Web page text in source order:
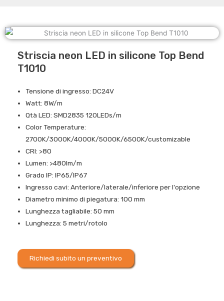
Striscia neon LED in silicone Top Bend
T1010
Tensione di ingresso: DC24V
Watt: 8W/m
Qtà LED: SMD2835 120LEDs/m
Color Temperature:
2700K/3000K/4000K/5000K/6500K/customizable
CRI: >80
Lumen: >480lm/m
Grado IP: IP65/IP67
Ingresso cavi: Anteriore/laterale/inferiore per l'opzione
Diametro minimo di piegatura: 100 mm
Lunghezza tagliabile: 50 mm
Lunghezza: 5 metri/rotolo
Richiedi subito un preventivo